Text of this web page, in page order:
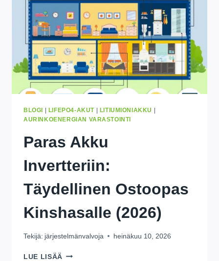
MUKANA
20%
POIS
KAIKISTA
TUOTTEISTA
BLOGI LIFEPO4-AKUT| LITIUMIONIAKKU
AURINKOENERGIAN VARASTOINTI
Paras Akku
Invertteriin:
Täydellinen Ostoopas
Kinshasalle (2026)
Tekijä: järjestelmänvalvoja heinäkuu 10, 2026
LUE LISÄÄ PARAS